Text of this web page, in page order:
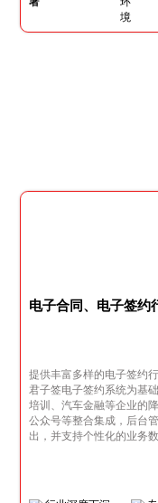
电子合同、电子签约
提供丰富多样的电子签约
君子签电子签约系统为基
培训、汽车金融等企业的
公众号等整合集成，后台
出，并支持个性化的业务